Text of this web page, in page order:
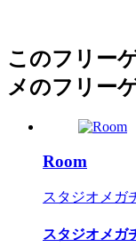
このフリー
メのフリー
Room
スタジオメガ
スタジオメガ